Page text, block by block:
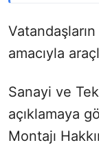
amacıyla
Sanayi ve
açıklamaya
Montajı